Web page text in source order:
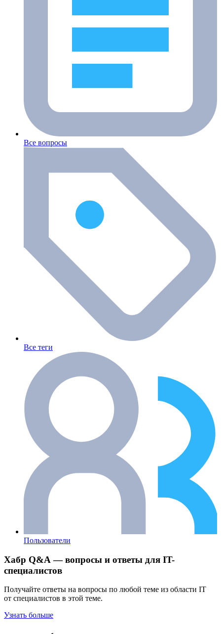
Все вопросы
Все теги
Пользователи
Хабр Q&A — вопросы и ответы для IT-
специалистов
Получайте ответы на вопросы по любой теме из области IT
от специалистов в этой теме.
Узнать больше